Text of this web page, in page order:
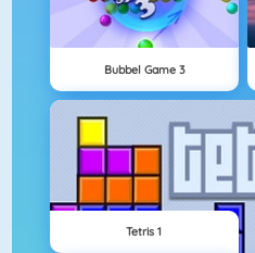
Bubbel Game 3
Tetris 1